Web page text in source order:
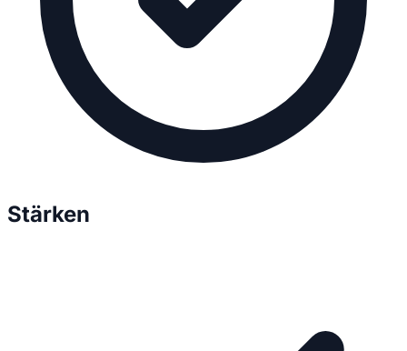
Stärken